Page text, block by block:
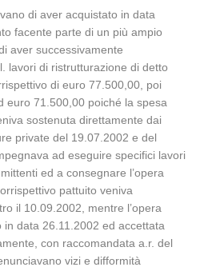
di aver acquistato in data
facente parte di un più ampio
aver successivamente
lavori di ristrutturazione di detto
di euro 77.500,00, poi
euro 71.500,00 poiché la spesa
sostenuta direttamente dai
private del 19.07.2002 e del
ad eseguire specifici lavori
ed a consegnare l’opera
pattuito veniva
il 10.09.2002, mentre l’opera
data 26.11.2002 ed accettata
con raccomandata a.r. del
vizi e difformità